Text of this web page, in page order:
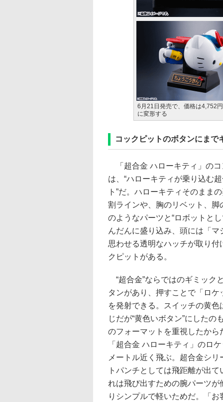
6月21日発売で、価格は4,752円
に変形する
コックピットのボタンにま
「超合金 ハローキティ」のコ
は、“ハローキティが乗り込む
ト”だ。ハローキティそのまま
割ラインや、胸のリベット、脚
のようなパーツと“ロボットと
んだんに盛り込み、頭には「マ
思わせる透明なハッチが取り付
クピットがある。
“超合金”ならではのギミック
タンがあり、押すことで「ロケ
を発射できる。スイッチの黄色
じだが“黄色いボタン”にしたの
のフォーマットを重視したから
「超合金 ハローキティ」のロ
メートル近く飛ぶ。超合金シリ
トパンチとしては飛距離が出て
れは飛び出すための腕パーツが
りシンプルで軽いためだ。「お